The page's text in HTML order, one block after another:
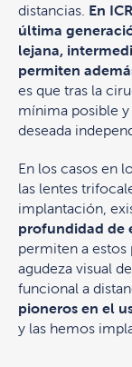
distancias. En
última
lejana,
permiten
es que tras la
mínima posible
deseada
En los casos en
las lentes
implantación,
profundidad de
permiten a estos
agudeza visual
funcional a
pioneros en el
y las hemos